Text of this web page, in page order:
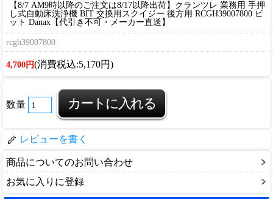
【8/7 AM9時以降のご注文は8/17以降出荷】クランツレ 業務用 手押
し式自動床洗浄機 BIT 交換用スクイジー 後方用 RCGH39007800 ビ
ット Danax【代引き不可・メーカー直送】
rcgh39007800
4,700円(消費税込:5,170円)
数量
レビューを書く
商品についてのお問い合わせ
お気に入りに登録